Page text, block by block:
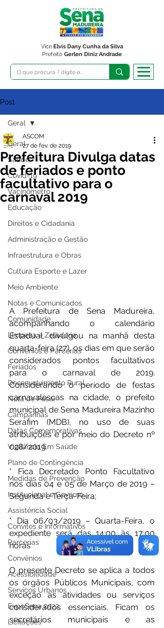
Prefeito Gerlen Diniz Andrade
Vice Elvis Dany Cunha da Silva
Post
Geral
Saúde
Covid-19
Vacinômetro
Educação
Direitos e Cidadania
Administração e Gestão
Infraestrutura e Obras
Cultura Esporte e Lazer
Meio Ambiente
Notas e Comunicados
Comunidade
Limpeza e Zeladoria
Convênios e Parcerias
Feriados
Desenvolvimento Rural
Nota de Pesar
Campanhas
Datas Comemorativas
Vigilância Em Saúde
Plano de Contingência
Medidas de Prevenção
Institucional e Governo
Assistência Social
Convites e Informativos
Parcerias
Convênios
Acessibilidade
Serviços Urbanos
ExpoSena 2022
Licitações
Geral
Prefeitura Divulga datas
de feriados e ponto
facultativo para o
carnaval 2019
ASCOM
27 de fev. de 2019
A Prefeitura de Sena Madureira,
acompanhando o calendário
Estadual, divulgou na manhã desta
quarta-feira (27), os dias em que serão
considerados pontos facultativos
para o carnaval de 2019.
Considerando o período de festas
carnavalescas na cidade, o prefeito
municipal de Sena Madureira Mazinho
Serafim (MDB), no uso de suas
atribuições e por meio do Decreto nº
028/2019.
* Fica Decretado Ponto Facultativo
nos dias 04 e 05 de Março de 2019 –
Segunda e Terça-Feira;
* Dia 06/03/2019 – Quarta-Feira, o
expediente será das 14:00 às 17:00
horas
O presente Decreto se aplica a todos
os órgãos Públicos Municipais, com
exceção as atividades ou serviços
considerados essenciais. Ficam os
secretários municipais e as